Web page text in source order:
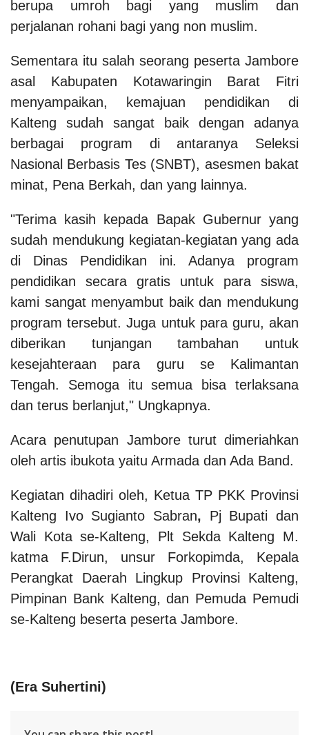
berupa umroh bagi yang muslim dan
perjalanan rohani bagi yang non muslim.
Sementara itu salah seorang peserta Jambore
asal Kabupaten Kotawaringin Barat Fitri
menyampaikan, kemajuan pendidikan di
Kalteng sudah sangat baik dengan adanya
berbagai program di antaranya Seleksi
Nasional Berbasis Tes (SNBT), asesmen bakat
minat, Pena Berkah, dan yang lainnya.
"Terima kasih kepada Bapak Gubernur yang
sudah mendukung kegiatan-kegiatan yang ada
di Dinas Pendidikan ini. Adanya program
pendidikan secara gratis untuk para siswa,
kami sangat menyambut baik dan mendukung
program tersebut. Juga untuk para guru, akan
diberikan tunjangan tambahan untuk
kesejahteraan para guru se Kalimantan
Tengah. Semoga itu semua bisa terlaksana
dan terus berlanjut," Ungkapnya.
Acara penutupan Jambore turut dimeriahkan
oleh artis ibukota yaitu Armada dan Ada Band.
Kegiatan dihadiri oleh, Ketua TP PKK Provinsi
Kalteng Ivo Sugianto Sabran, Pj Bupati dan
Wali Kota se-Kalteng, Plt Sekda Kalteng M.
katma F.Dirun, unsur Forkopimda, Kepala
Perangkat Daerah Lingkup Provinsi Kalteng,
Pimpinan Bank Kalteng, dan Pemuda Pemudi
se-Kalteng beserta peserta Jambore.
(Era Suhertini)